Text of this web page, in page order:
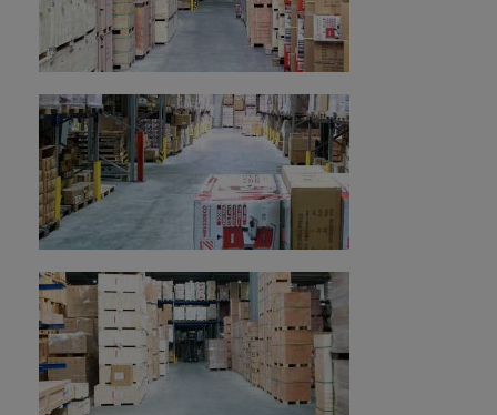
+43 7289 71 562-524
ex04@holzmann-maschinen.at
2009
Zrušení maloobchodního sektoru.
Zaměření na rozšiřování mezinárodního
velkoobchodu se značkami HOLZMANN a ZIPPER.
Vytvoření komplexní sítě prodejců zaměřených na
Evropu.
Otevření pobočky ve Valencii pro lepší podporu
Pyrenejského poloostrova, severní Afriky a Jižní
Ameriky.
2010
Založení mateřské společnosti HOLZMANN
MASCHINEN GmbH Erichem Humerem
a Klausem Schörgenhuberem.